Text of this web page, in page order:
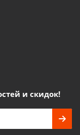
и скидок!